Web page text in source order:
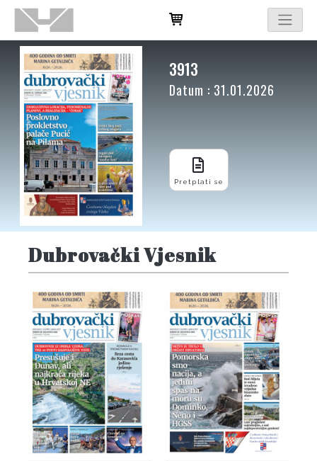
3913
Datum : 31.01.2026
Pretplati se
Dubrovački Vjesnik